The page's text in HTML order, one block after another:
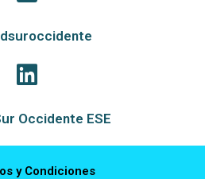
Occidente ESE
y Condiciones